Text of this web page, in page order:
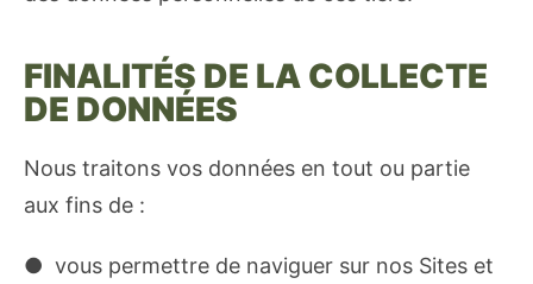
FINALITÉS DE LA COLLECTE
DE DONNÉES
Nous traitons vos données en tout ou partie
aux fins de :
● vous permettre de naviguer sur nos Sites et